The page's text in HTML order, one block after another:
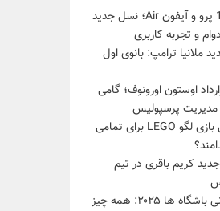
آیفون 17 پرو و آیفون Air؛ نسل جدید
و تجربه کاربری
ملانیا ترامپ: بانوی اول
اوستون اورونوف؛ گامی
پرسپولیس
6 بهترین بازی لگو LEGO برای تمامی
کریم باقری در تیم
جام جهانی باشگاه ها ۲۰۲۵: همه چیز